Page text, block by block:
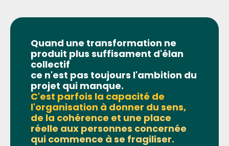
Quand une transformation ne
produit plus suffisament d'élan
collectif
ce n'est pas toujours l'ambition du
projet qui manque.
C'est parfois la capacité de
l'organisation à donner du sens,
de la cohérence et une place
réelle aux personnes concernée
qui commence à se fragiliser.